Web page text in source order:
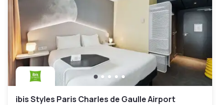
ibis Styles Paris Charles de Gaulle Airport